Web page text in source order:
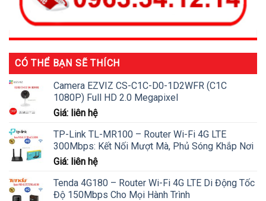
CÓ THỂ BẠN SẼ THÍCH
Camera EZVIZ CS-C1C-D0-1D2WFR (C1C
1080P) Full HD 2.0 Megapixel
Giá: liên hệ
TP-Link TL-MR100 – Router Wi-Fi 4G LTE
300Mbps: Kết Nối Mượt Mà, Phủ Sóng Khắp Nơi
Giá: liên hệ
Tenda 4G180 – Router Wi-Fi 4G LTE Di Động Tốc
Độ 150Mbps Cho Mọi Hành Trình